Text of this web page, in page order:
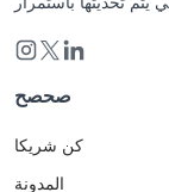
صحصح
كن شريكا
المدونة